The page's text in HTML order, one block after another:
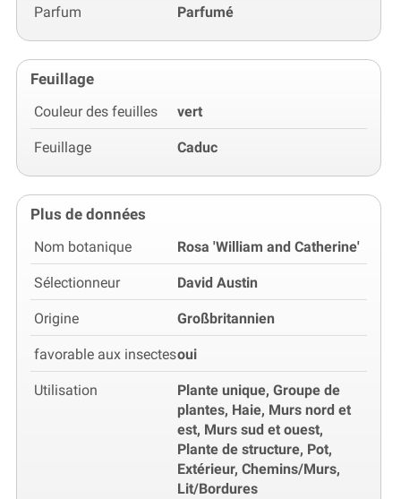
Parfum Parfumé
Feuillage
Couleur des feuilles vert
Feuillage Caduc
Plus de données
Nom botanique Rosa 'William and Catherine'
Sélectionneur David Austin
Origine Großbritannien
favorable aux insectesoui
Utilisation
Plante unique, Groupe de
plantes, Haie, Murs nord et
est, Murs sud et ouest,
Plante de structure, Pot,
Extérieur, Chemins/Murs,
Lit/Bordures